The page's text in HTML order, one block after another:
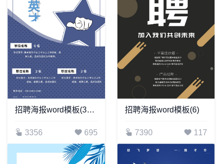
招聘海报word模板(371)
3356 695
招聘海报word模板(6)
7390 117